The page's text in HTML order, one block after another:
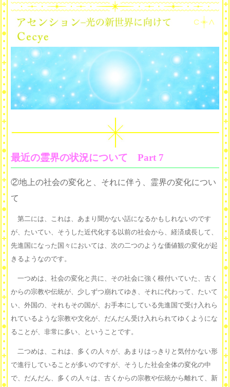
最近の霊界の状況について Part 7
②地上の社会の変化と、それに伴う、霊界の変化につい
て
第二には、これは、あまり聞かない話になるかもしれないのです
が、たいてい、そうした近代化する以前の社会から、経済成長して、
先進国になった国々においては、次の二つのような価値観の変化が起
きるようなのです。
一つめは、社会の変化と共に、その社会に強く根付いていた、古く
からの宗教や伝統が、少しずつ崩れてゆき、それに代わって、たいて
い、外国の、それもその国が、お手本にしている先進国で受け入れら
れているような宗教や文化が、だんだん受け入れられてゆくようにな
ることが、非常に多い、ということです。
二つめは、これは、多くの人々が、あまりはっきりと気付かない形
で進行していることが多いのですが、そうした社会全体の変化の中
で、だんだん、多くの人々は、古くからの宗教や伝統から離れて、新